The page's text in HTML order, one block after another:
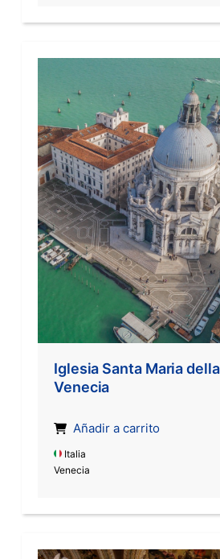
Iglesia Santa Maria
Venecia
Añadir a carrito
Italia
Venecia